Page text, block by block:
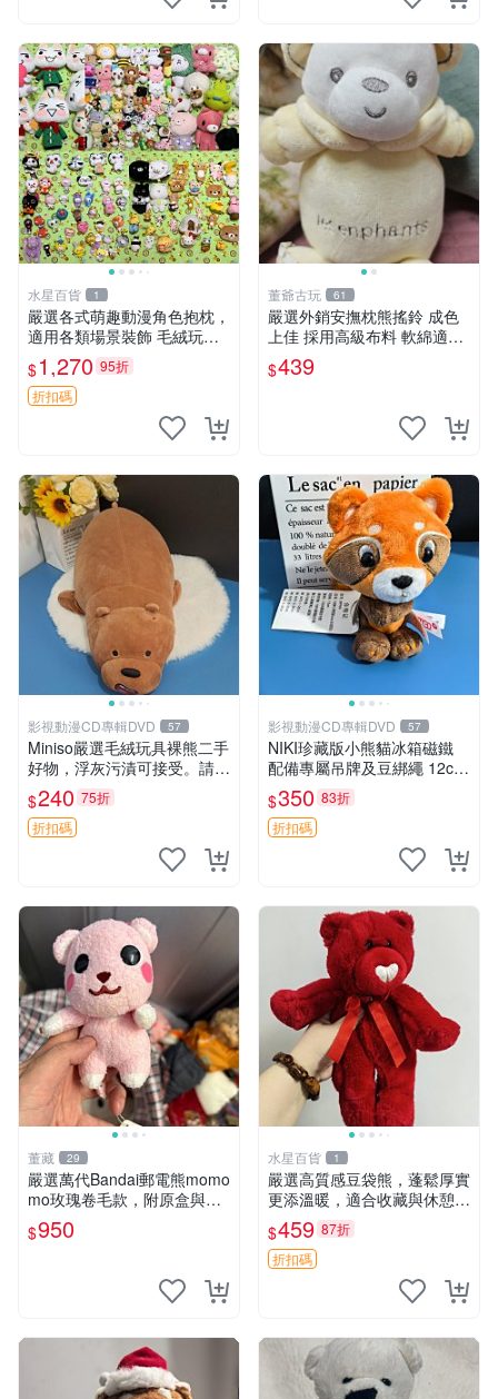
水星百貨 1
嚴選各式萌趣動漫角色抱枕，
適用各類場景裝飾 毛絨玩
具、卡通抱枕、趣味玩偶
$1,270 95折
折扣碼
董爺古玩 61
嚴選外銷安撫枕熊搖鈴 成色
上佳 採用高級布料 軟綿適合
收藏 安心選購 安撫枕 熊玩具
搖鈴
$439
影視動漫CD專輯DVD 57
Miniso嚴選毛絨玩具裸熊二手
好物，浮灰污漬可接受。請詳
閱照片再下單，售出不退不
換。全新品相收藏推薦。 裸
熊 毛絨玩具 收藏
$240 75折
折扣碼
影視動漫CD專輯DVD 57
NIKI珍藏版小熊貓冰箱磁鐵
配備專屬吊牌及豆綁繩 12cm
廢品嚴選 好評推薦 小熊貓冰
箱貼 磁鐵掛件 冰箱飾品
$350 83折
折扣碼
董藏 29
嚴選萬代Bandai郵電熊momo
mo玫瑰卷毛款，附原盒與吊
牌，粉嫩可愛入手即柔軟～
玫瑰卷毛 郵電熊 正品
$950
水星百貨 1
嚴選高質感豆袋熊，蓬鬆厚實
更添溫暖，適合收藏與休憩。
前胸填充飽滿，背部亦具優雅
設計。 豆袋熊 保暖 溫柔 蓬
松
$459 87折
折扣碼